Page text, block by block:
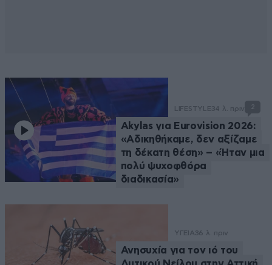
LIFESTYLE34 λ. πριν 2
Akylas για Eurovision 2026:
«Aδικηθήκαμε, δεν αξίζαμε
τη δέκατη θέση» – «Ήταν μια
πολύ ψυχοφθόρα
διαδικασία»
ΥΓΕΙΑ36 λ. πριν
Ανησυχία για τον ιό του